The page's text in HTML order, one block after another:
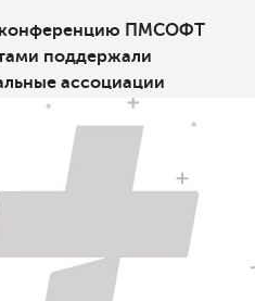
ПМСОФТ
поддержали
ассоциации